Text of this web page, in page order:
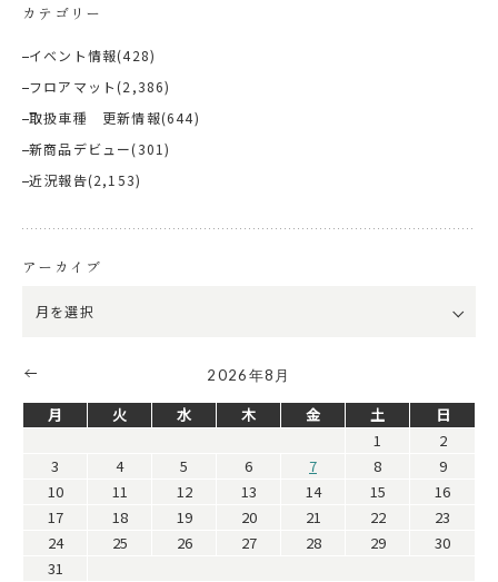
カテゴリー
イベント情報(428)
フロアマット (2,386)
取扱車種 更新情報(644)
新商品デビュー(301)
近況報告(2,153)
アーカイブ
2026年8月
月 火 水 木 金 土
日
1
2
3
4 5 6 7 8
9
10
11 12 13 14 15
16
17
18 19 20 21 22
23
24
25 26 27 28 29
30
31